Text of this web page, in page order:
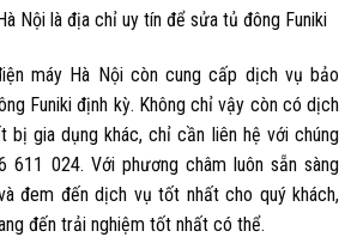
Nội là địa chỉ uy tín để sửa tủ đông Funiki
máy Hà Nộicòn cung cấp dịch vụ bảo
Funiki định kỳ. Không chỉ vậy còn có dịch
bị gia dụng khác, chỉ cần liên hệ với chúng
611 024. Với phương châm luôn sẵn sàng
đem đến dịch vụ tốt nhất cho quý khách,
đến trải nghiệm tốt nhất có thể.